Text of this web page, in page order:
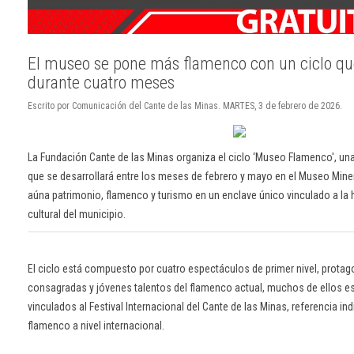
El museo se pone más flamenco con un ciclo
durante cuatro meses
Escrito por Comunicación del Cante de las Minas. MARTES, 3 de febrero de 2026.
La Fundación Cante de las Minas organiza el ciclo ‘Museo Flamenco',
que se desarrollará entre los meses de febrero y mayo en el Museo
aúna patrimonio, flamenco y turismo en un enclave único vinculado a la
cultural del municipio.
El ciclo está compuesto por cuatro espectáculos de primer nivel,
consagradas y jóvenes talentos del flamenco actual, muchos de ellos
vinculados al Festival Internacional del Cante de las Minas, referencia
flamenco a nivel internacional.